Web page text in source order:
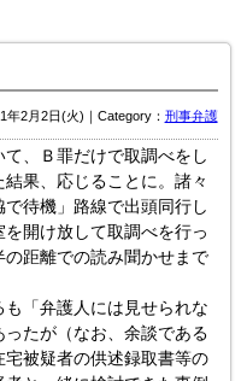
年2月2日(火)｜Category： 刑事弁護
、Ｂ罪だけで取調べをし
果、応じることに。諸々
待機」路線で出頭同行し
開け放して取調べを行っ
距離での読み聞かせまで
「弁護人には見せられな
たが（なお、余談である
被疑者の供述録取書等の